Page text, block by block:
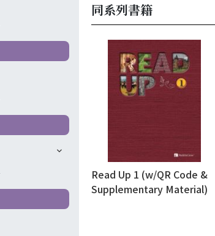
同系列書籍
Read Up 1 (w/QR Code &
Supplementary Material)